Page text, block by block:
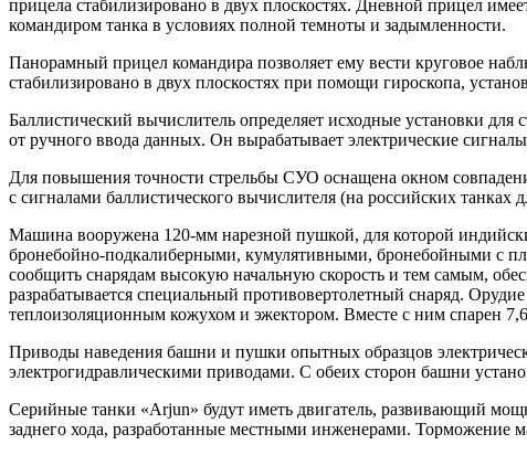
прицела стабилизировано в двух плоскостях. Дневной прицел
командиром танка в условиях полной темноты и задымленности.
Панорамный прицел командира позволяет ему вести круговое
стабилизировано в двух плоскостях при помощи гироскопа,
Баллистический вычислитель определяет исходные установки
от ручного ввода данных. Он вырабатывает электрические
Для повышения точности стрельбы СУО оснащена окном
с сигналами баллистического вычислителя (на российских танках
Машина вооружена 120-мм нарезной пушкой, для которой
бронебойно-подкалиберными, кумулятивными, бронебойными с
сообщить снарядам высокую начальную скорость и тем самым,
разрабатывается специальный противовертолетный снаряд.
теплоизоляционным кожухом и эжектором. Вместе с ним спарен
Приводы наведения башни и пушки опытных образцов
электрогидравлическими приводами. С обеих сторон башни
Серийные танки «Arjun» будут иметь двигатель, развивающий
заднего хода, разработанные местными инженерами.